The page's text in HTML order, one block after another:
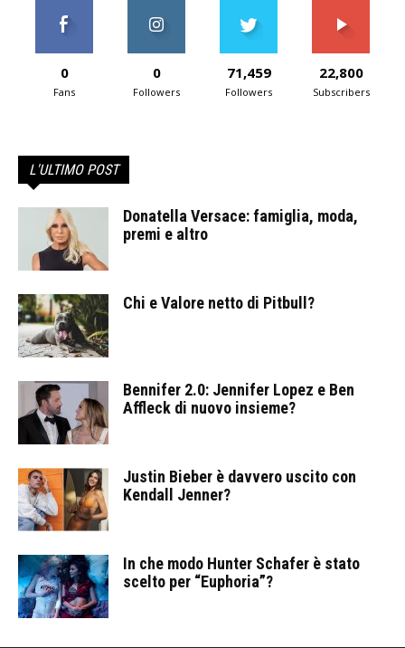
0
Fans
0
Followers
71,459
Followers
22,800
Subscribers
L'ULTIMO POST
Donatella Versace: famiglia, moda,
premi e altro
Chi e Valore netto di Pitbull?
Bennifer 2.0: Jennifer Lopez e Ben
Affleck di nuovo insieme?
Justin Bieber è davvero uscito con
Kendall Jenner?
In che modo Hunter Schafer è stato
scelto per “Euphoria”?